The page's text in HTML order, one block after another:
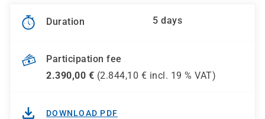
Duration 5 days
Participation fee
2.390,00 € (2.844,10 € incl. 19 % VAT)
DOWNLOAD PDF